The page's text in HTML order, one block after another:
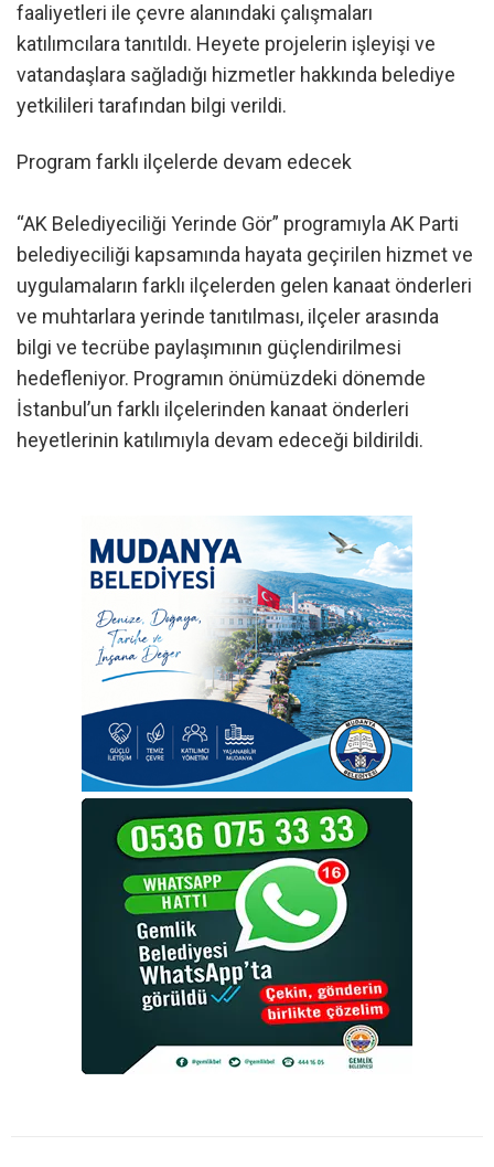
faaliyetleri ile çevre alanındaki çalışmaları
katılımcılara tanıtıldı. Heyete projelerin işleyişi ve
vatandaşlara sağladığı hizmetler hakkında belediye
yetkilileri tarafından bilgi verildi.
Program farklı ilçelerde devam edecek
“AK Belediyeciliği Yerinde Gör” programıyla AK Parti
belediyeciliği kapsamında hayata geçirilen hizmet ve
uygulamaların farklı ilçelerden gelen kanaat önderleri
ve muhtarlara yerinde tanıtılması, ilçeler arasında
bilgi ve tecrübe paylaşımının güçlendirilmesi
hedefleniyor. Programın önümüzdeki dönemde
İstanbul’un farklı ilçelerinden kanaat önderleri
heyetlerinin katılımıyla devam edeceği bildirildi.